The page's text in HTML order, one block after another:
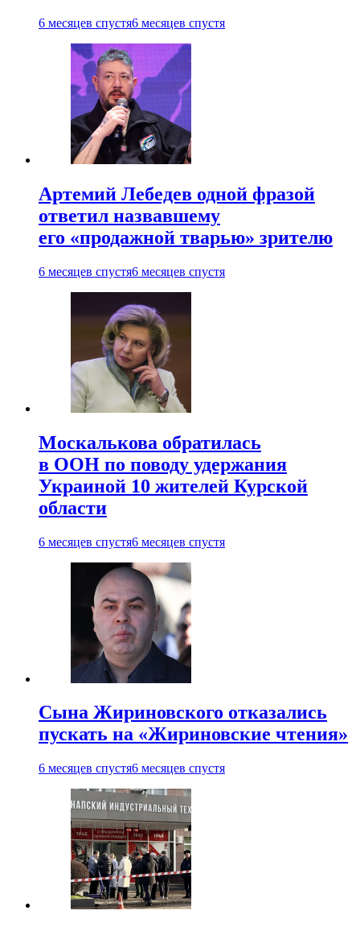
6 месяцев спустя6 месяцев спустя
Артемий Лебедев одной фразой
ответил назвавшему
его «продажной тварью» зрителю
6 месяцев спустя6 месяцев спустя
Москалькова обратилась
в ООН по поводу удержания
Украиной 10 жителей Курской
области
6 месяцев спустя6 месяцев спустя
Сына Жириновского отказались
пускать на «Жириновские чтения»
6 месяцев спустя6 месяцев спустя